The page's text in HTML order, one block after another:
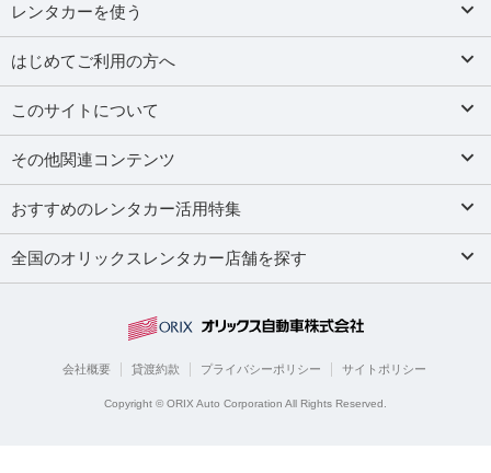
レンタカーを使う
はじめてご利用の方へ
このサイトについて
その他関連コンテンツ
おすすめのレンタカー活用特集
全国のオリックスレンタカー店舗を探す
会社概要 貸渡約款 プライバシーポリシー サイトポリシー
Copyright © ORIX Auto Corporation All Rights Reserved.